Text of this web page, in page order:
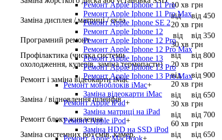
Ремонт Apple Iphone 11 Pro
Ремонт Apple Iphone 11 Pro Max
Ремонт Apple Iphone SE 2
Ремонт Apple Iphone 12
Ремонт Apple Iphone 12 Pro
Ремонт Apple Iphone 12 Pro Max
Ремонт Apple Iphone 13
Ремонт Apple Iphone 13 Pro
Ремонт Apple Iphone 13 Pro Max
Ремонт моноблоків iMac+
Заміна відеокарти iMac
Ремонт Apple iPad+
Заміна матриці на iPad
Ремонт Apple iPod+
Заміна HDD на SSD iPod
Ремонт Apple MacBook+
10 хв грн
Заміна дисплея / матриці / скла
від
20 хв
від 450
грн
Програмний ремонт
від
30 хв
від 350
грн
Профілактика (чистка системи
охолодження, кулерів, заміна термопасти)
від
20 хв
від 800
грн
Ремонт і заміна відеокарти iMac
від
20 хв
від 900
грн
Заміна / відновлення шлейфів
від
30 хв
від 650
грн
Ремонт блоку живлення
від
60 хв
від 700
грн
Заміна системних роз'ємів, камер,
від
від 650